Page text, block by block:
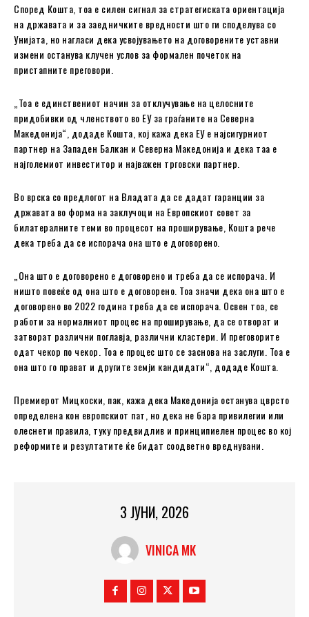
Според Кошта, тоа е силен сигнал за стратегиската ориентација
на државата и за заедничките вредности што ги споделува со
Унијата, но нагласи дека усвојувањето на договорените уставни
измени останува клучен услов за формален почеток на
пристапните преговори.
„Тоа е единствениот начин за отклучување на целосните
придобивки од членството во ЕУ за граѓаните на Северна
Македонија“, додаде Кошта, кој кажа дека ЕУ е најсигурниот
партнер на Западен Балкан и Северна Македонија и дека таа е
најголемиот инвеститор и најважен трговски партнер.
Во врска со предлогот на Владата да се дадат гаранции за
државата во форма на заклучоци на Европскиот совет за
билатералните теми во процесот на проширување, Кошта рече
дека треба да се испорача она што е договорено.
„Она што е договорено е договорено и треба да се испорача. И
ништо повеќе од она што е договорено. Тоа значи дека она што е
договорено во 2022 година треба да се испорача. Освен тоа, се
работи за нормалниот процес на проширување, да се отворат и
затворат различни поглавја, различни кластери. И преговорите
одат чекор по чекор. Тоа е процес што се заснова на заслуги. Тоа е
она што го прават и другите земји кандидати“, додаде Кошта.
Премиерот Мицкоски, пак, кажа дека Македонија останува цврсто
определена кон европскиот пат, но дека не бара привилегии или
олеснети правила, туку предвидлив и принципиелен процес во кој
реформите и резултатите ќе бидат соодветно вреднувани.
3 ЈУНИ, 2026
VINICA MK